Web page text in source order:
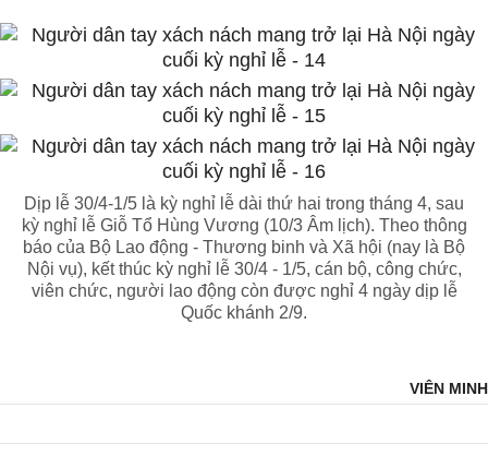
Dịp lễ 30/4-1/5 là kỳ nghỉ lễ dài thứ hai trong tháng 4, sau
kỳ nghỉ lễ Giỗ Tổ Hùng Vương (10/3 Âm lịch). Theo thông
báo của Bộ Lao động - Thương binh và Xã hội (nay là Bộ
Nội vụ), kết thúc kỳ nghỉ lễ 30/4 - 1/5, cán bộ, công chức,
viên chức, người lao động còn được nghỉ 4 ngày dịp lễ
Quốc khánh 2/9.
VIÊN MINH